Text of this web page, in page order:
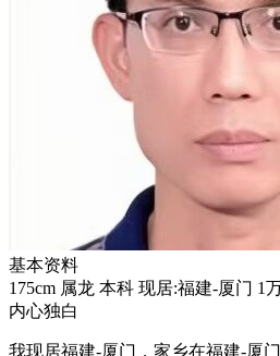
基本资料
175cm 属龙 本科 现居:福建-厦门 1
内心独白
我现居福建-厦门，家乡在福建-厦